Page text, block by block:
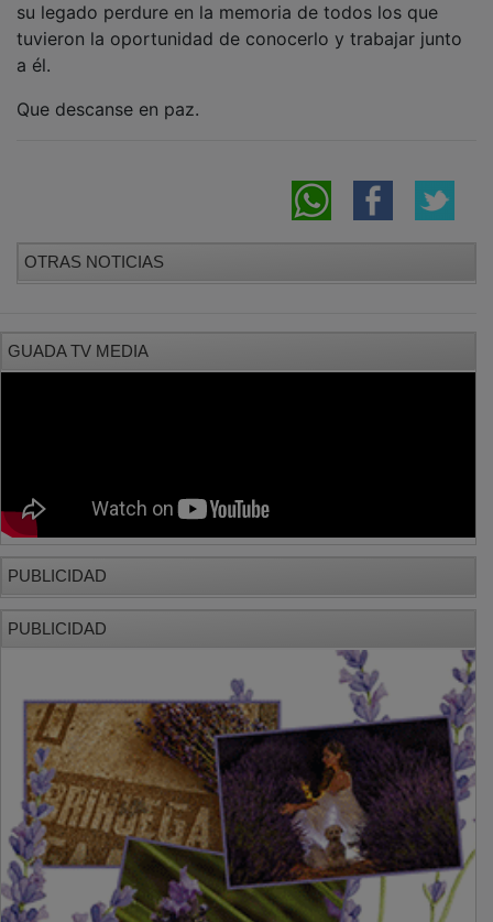
su legado perdure en la memoria de todos los que
tuvieron la oportunidad de conocerlo y trabajar junto
a él.
Que descanse en paz.
OTRAS NOTICIAS
GUADA TV MEDIA
PUBLICIDAD
PUBLICIDAD